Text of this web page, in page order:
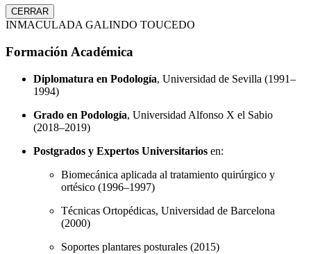
CERRAR
INMACULADA GALINDO TOUCEDO
Formación Académica
Diplomatura en Podología, Universidad de Sevilla (1991–
1994)
Grado en Podología, Universidad Alfonso X el Sabio
(2018–2019)
Postgrados y Expertos Universitarios en:
Biomecánica aplicada al tratamiento quirúrgico y
ortésico (1996–1997)
Técnicas Ortopédicas, Universidad de Barcelona
(2000)
Soportes plantares posturales (2015)